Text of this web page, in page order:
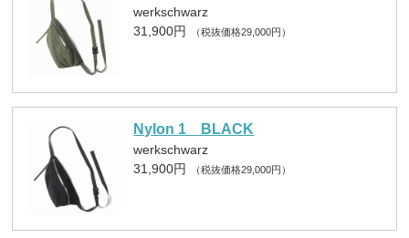
werkschwarz
31,900円
（税抜価格29,000円）
Nylon 1 BLACK
werkschwarz
31,900円
（税抜価格29,000円）